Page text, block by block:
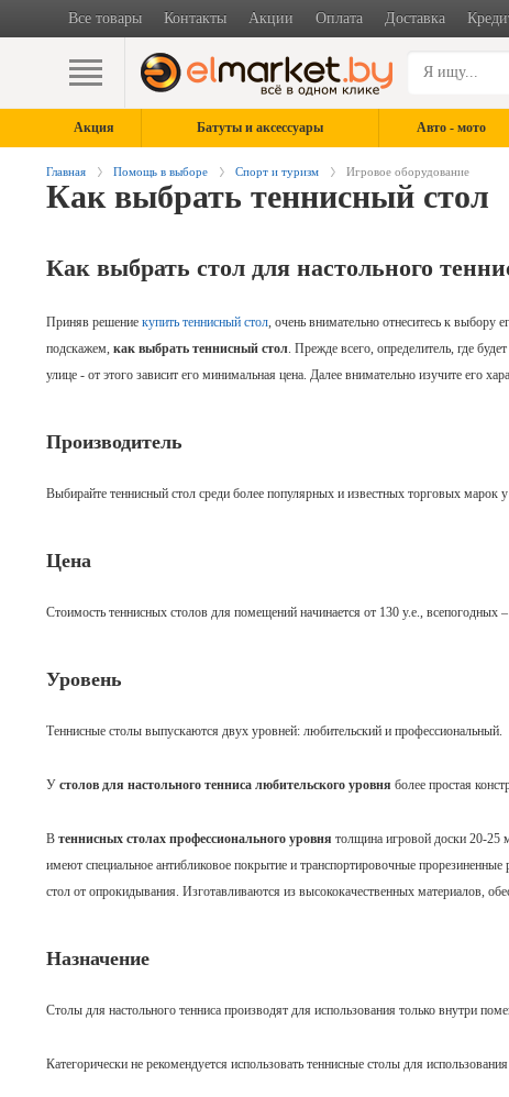
Все товары Контакты Акции Оплата Доставка
Акция Батуты и аксессуары Авто - мото
Главная Помощь в выборе Спорт и туризм Игровое оборудование
Как выбрать теннисный стол
Как выбрать стол для настольного
Приняв решение купить теннисный стол, очень внимательно отнеситесь к выбору
подскажем, как выбрать теннисный стол. Прежде всего, определитель, где
улице - от этого зависит его минимальная цена. Далее внимательно изучите его
Производитель
Выбирайте теннисный стол среди более популярных и известных торговых марок
Цена
Стоимость теннисных столов для помещений начинается от 130 у.е., всепогодных –
Уровень
Теннисные столы выпускаются двух уровней: любительский и профессиональный.
У столов для настольного тенниса любительского уровня более простая
В теннисных столах профессионального уровня толщина игровой доски 20-25
имеют специальное антибликовое покрытие и транспортировочные
стол от опрокидывания. Изготавливаются из высококачественных материалов,
Назначение
Столы для настольного тенниса производят для использования только внутри
Категорически не рекомендуется использовать теннисные столы для